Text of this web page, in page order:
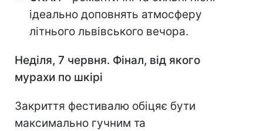
ідеально доповнять атмосферу
літнього львівського вечора.
Неділя, 7 червня. Фінал, від якого
мурахи по шкірі
Закриття фестивалю обіцяє бути
максимально гучним та